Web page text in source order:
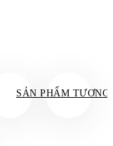
SẢN PHẨM TƯƠNG